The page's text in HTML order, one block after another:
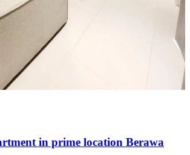
in prime location Berawa